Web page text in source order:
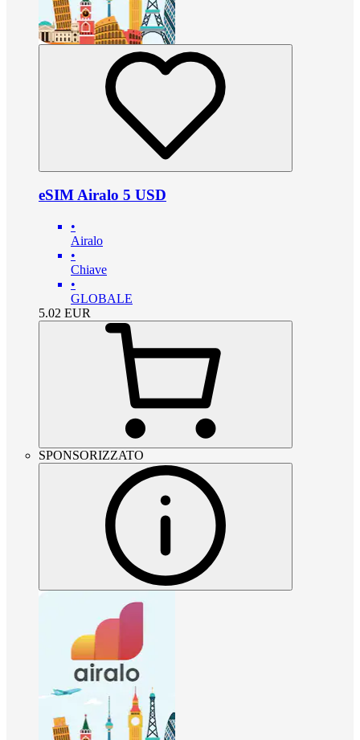
eSIM Airalo 5 USD
•
Airalo
•
Chiave
•
GLOBALE
5.02 EUR
SPONSORIZZATO